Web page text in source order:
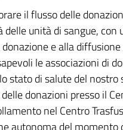
il flusso delle
unità di sangue, con
e alla
le associazioni di
stato di salute del
donazioni presso il
nel Centro
autonoma del momento